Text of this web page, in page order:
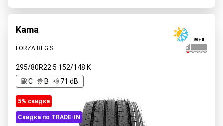
Kama
FORZA REG S
295/80R22.5 152/148 K
C
B 71 dB
5% cкидка
Скидка по TRADE-IN